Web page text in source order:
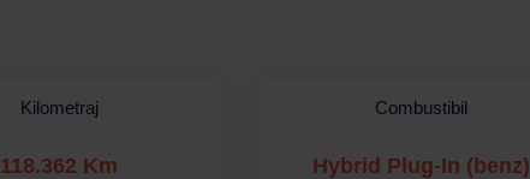
Kilometraj
118.362 Km
Combustibil
Hybrid Plug-In (benz)